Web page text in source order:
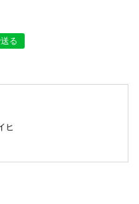
る
ヒ